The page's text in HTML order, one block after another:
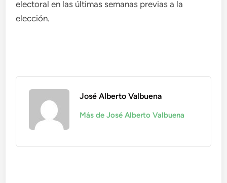
electoral en las últimas semanas previas a la
elección.
José Alberto Valbuena
Más de José Alberto Valbuena